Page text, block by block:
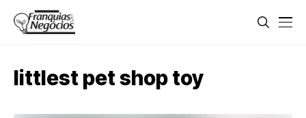
littlest pet shop toy